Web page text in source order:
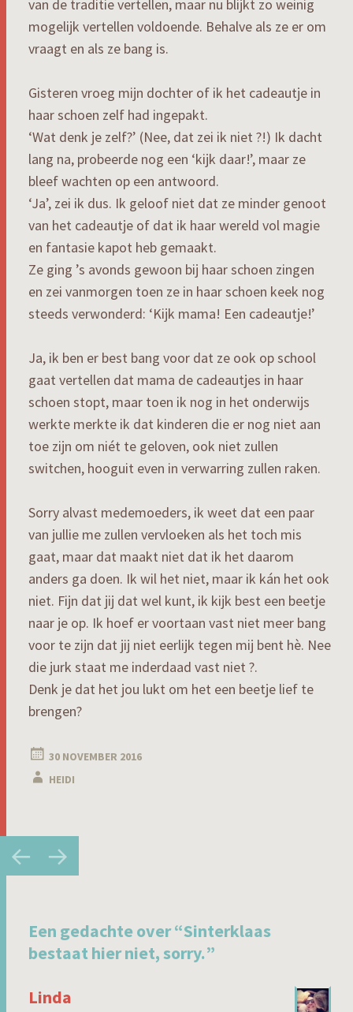
van de traditie vertellen, maar nu blijkt zo weinig
mogelijk vertellen voldoende. Behalve als ze er om
vraagt en als ze bang is.
Gisteren vroeg mijn dochter of ik het cadeautje in
haar schoen zelf had ingepakt.
‘Wat denk je zelf?’ (Nee, dat zei ik niet ?!) Ik dacht
lang na, probeerde nog een ‘kijk daar!’, maar ze
bleef wachten op een antwoord.
‘Ja’, zei ik dus. Ik geloof niet dat ze minder genoot
van het cadeautje of dat ik haar wereld vol magie
en fantasie kapot heb gemaakt.
Ze ging ’s avonds gewoon bij haar schoen zingen
en zei vanmorgen toen ze in haar schoen keek nog
steeds verwonderd: ‘Kijk mama! Een cadeautje!’
Ja, ik ben er best bang voor dat ze ook op school
gaat vertellen dat mama de cadeautjes in haar
schoen stopt, maar toen ik nog in het onderwijs
werkte merkte ik dat kinderen die er nog niet aan
toe zijn om niét te geloven, ook niet zullen
switchen, hooguit even in verwarring zullen raken.
Sorry alvast medemoeders, ik weet dat een paar
van jullie me zullen vervloeken als het toch mis
gaat, maar dat maakt niet dat ik het daarom
anders ga doen. Ik wil het niet, maar ik kán het ook
niet. Fijn dat jij dat wel kunt, ik kijk best een beetje
naar je op. Ik hoef er voortaan vast niet meer bang
voor te zijn dat jij niet eerlijk tegen mij bent hè. Nee
die jurk staat me inderdaad vast niet ?.
Denk je dat het jou lukt om het een beetje lief te
brengen?
30 NOVEMBER 2016
HEIDI
Berichtnavigatie
Een gedachte over “Sinterklaas
bestaat hier niet, sorry.”
Linda